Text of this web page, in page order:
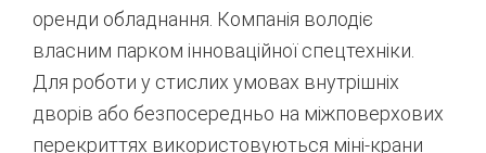
оренди обладнання. Компанія володіє
власним парком інноваційної спецтехніки.
Для роботи у стислих умовах внутрішніх
дворів або безпосередньо на міжповерхових
перекриттях використовуються міні-крани